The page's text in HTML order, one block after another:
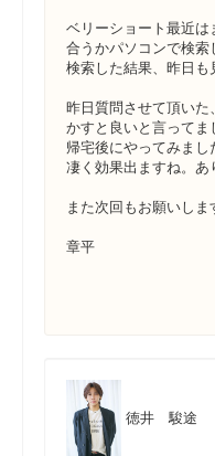
ベリーショート最近
合うかパソコンで検索
検索した結果、昨日も
昨日質問させて頂いた
かすと良いと言ってま
帰宅後にやってみまし
凄く効果出ますね。あ
また次回もお願いしま
章平
徳井 駿途